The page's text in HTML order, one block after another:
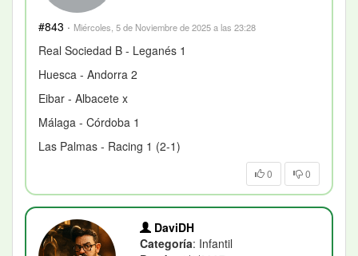
#843 · Miércoles, 5 de Noviembre de 2025 a las 23:28
Real Sociedad B - Leganés 1
Huesca - Andorra 2
Eibar - Albacete x
Málaga - Córdoba 1
Las Palmas - Racing 1 (2-1)
0 0
DaviDH
Categoría: Infantil